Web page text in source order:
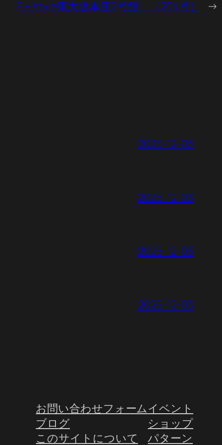
F＋style東大阪本庄2号館 （204号） →
2025-12-03
2025-12-03
2025-12-03
2025-12-03
お問い合わせフォーム
ブログ
このサイトについて
イベント
ショップ
パターン